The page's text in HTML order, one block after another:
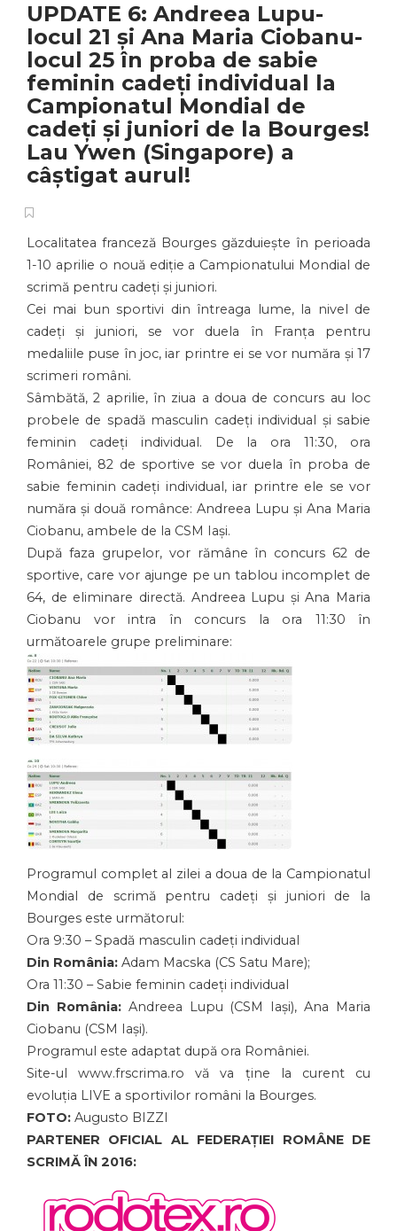
UPDATE 6: Andreea Lupu-
locul 21 și Ana Maria Ciobanu-
locul 25 în proba de sabie
feminin cadeți individual la
Campionatul Mondial de
cadeți și juniori de la Bourges!
Lau Ywen (Singapore) a
câștigat aurul!
Localitatea franceză Bourges găzduiește în perioada
1-10 aprilie o nouă ediție a Campionatului Mondial de
scrimă pentru cadeți și juniori.
Cei mai bun sportivi din întreaga lume, la nivel de
cadeți și juniori, se vor duela în Franța pentru
medaliile puse în joc, iar printre ei se vor număra și 17
scrimeri români.
Sâmbătă, 2 aprilie, în ziua a doua de concurs au loc
probele de spadă masculin cadeți individual și sabie
feminin cadeți individual. De la ora 11:30, ora
României, 82 de sportive se vor duela în proba de
sabie feminin cadeți individual, iar printre ele se vor
număra și două românce: Andreea Lupu și Ana Maria
Ciobanu, ambele de la CSM Iași.
După faza grupelor, vor rămâne în concurs 62 de
sportive, care vor ajunge pe un tablou incomplet de
64, de eliminare directă. Andreea Lupu și Ana Maria
Ciobanu vor intra în concurs la ora 11:30 în
următoarele grupe preliminare:
Programul complet al zilei a doua de la Campionatul
Mondial de scrimă pentru cadeți și juniori de la
Bourges este următorul:
Ora 9:30 – Spadă masculin cadeți individual
Din România: Adam Macska (CS Satu Mare);
Ora 11:30 – Sabie feminin cadeți individual
Din România: Andreea Lupu (CSM Iași), Ana Maria
Ciobanu (CSM Iași).
Programul este adaptat după ora României.
Site-ul www.frscrima.ro vă va ține la curent cu
evoluția LIVE a sportivilor români la Bourges.
FOTO: Augusto BIZZI
PARTENER OFICIAL AL FEDERAȚIEI ROMÂNE DE
SCRIMĂ ÎN 2016: